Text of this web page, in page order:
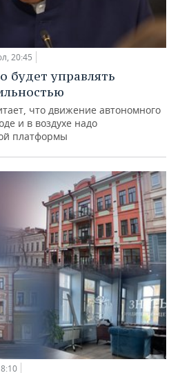
20:45
будет управлять
что движение автономного
и в воздухе надо
платформы